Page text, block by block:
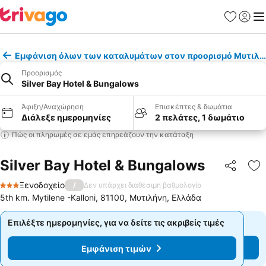
Εμφάνιση όλων των καταλυμάτων στον προορισμό
Προορισμός
Silver Bay Hotel & Bungalows
Άφιξη/Αναχώρηση
Διάλεξε ημερομηνίες
Επισκέπτες & δωμάτια
2 πελάτες, 1 δωμάτιο
Πώς οι πληρωμές σε εμάς επηρεάζουν την κατάταξη
Silver Bay Hotel & Bungalows
3 Αστέρια
Ξενοδοχείο / Δεν υπάρχει διαθέσιμη βαθμολογία
5th km. Mytilene -Kalloni, 81100, Μυτιλήνη, Ελλάδα
Επιλέξτε ημερομηνίες, για να δείτε τις ακριβείς τιμές
Εμφάνιση τιμών
Επιλέξτε ημερομηνίες, για να δείτε τις ακριβείς τιμές
Εμφάνιση τιμών